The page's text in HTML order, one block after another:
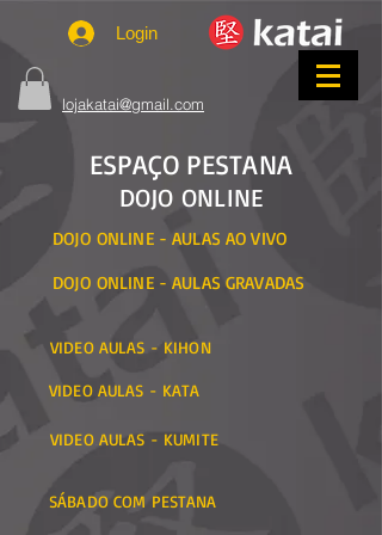
lojakatai@gmail.com
Login
ESPAÇO PESTANA
DOJO ONLINE
DOJO ONLINE - AULAS AO VIVO
DOJO ONLINE - AULAS GRAVADAS
VIDEO AULAS - KIHON
VIDEO AULAS - KATA
VIDEO AULAS - KUMITE
SÁBADO COM PESTANA